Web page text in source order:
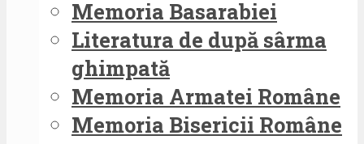
Memoria Basarabiei
Literatura de după sârma
ghimpată
Memoria Armatei Române
Memoria Bisericii Române